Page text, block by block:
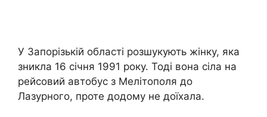
У Запорізькій області розшукують жінку, яка
зникла 16 січня 1991 року. Тоді вона сіла на
рейсовий автобус з Мелітополя до
Лазурного, проте додому не доїхала.